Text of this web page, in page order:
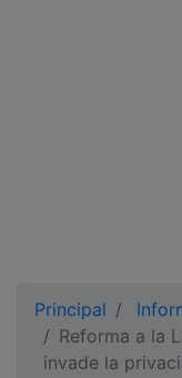
Principal
Reforma a la
invade la